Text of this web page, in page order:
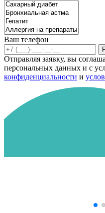
Ваш телефон
Отправляя заявку, вы
персональных данных и с
конфиденциальности и